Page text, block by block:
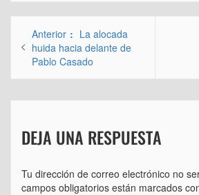
Navegación
de
entradas
Anterior
Entrada
anterior:
La alocada
huida hacia delante de
Pablo Casado
DEJA UNA RESPUESTA
Tu dirección de correo electrónico no
campos obligatorios están marcados